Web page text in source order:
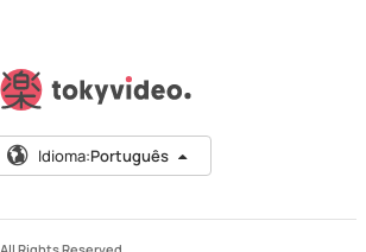
Idioma:Português